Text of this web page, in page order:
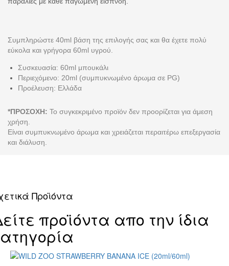
Συμπληρώστε 40ml βάση της επιλογής σας και θα έχετε πολύ
εύκολα και γρήγορα 60ml υγρού.
Συσκευασία: 60ml μπουκάλι
Περιεχόμενο: 20ml (συμπυκνωμένο άρωμα σε PG)
Προέλευση: Ελλάδα
*ΠΡΟΣΟΧΗ: Το συγκεκριμένο προϊόν δεν προορίζεται για άμεση
χρήση.
Είναι συμπυκνωμένο άρωμα και χρειάζεται περαιτέρω επεξεργασία
και διάλυση.
Προϊόντα
προϊόντα απο την ίδια